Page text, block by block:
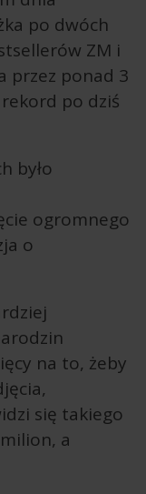
po dwóch
ZM i
przez ponad 3
po dziś
było
ogromnego
o
na to, żeby
się takiego
a